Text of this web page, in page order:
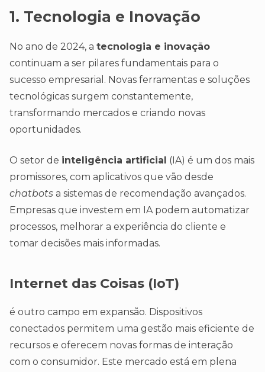
1. Tecnologia e Inovação
No ano de 2024, a tecnologia e inovação
continuam a ser pilares fundamentais para o
sucesso empresarial. Novas ferramentas e soluções
tecnológicas surgem constantemente,
transformando mercados e criando novas
oportunidades.
O setor de inteligência artificial (IA) é um dos mais
promissores, com aplicativos que vão desde
chatbots a sistemas de recomendação avançados.
Empresas que investem em IA podem automatizar
processos, melhorar a experiência do cliente e
tomar decisões mais informadas.
Internet das Coisas (IoT)
é outro campo em expansão. Dispositivos
conectados permitem uma gestão mais eficiente de
recursos e oferecem novas formas de interação
com o consumidor. Este mercado está em plena